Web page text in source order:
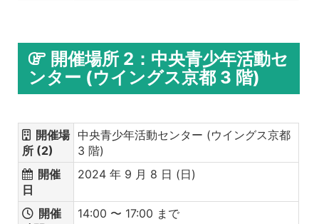
開催場所 2：中央青少年活動セ
ンター (ウイングス京都 3 階)
開催場
所 (2)
中央青少年活動センター (ウイングス京都
3 階)
開催
日
2024 年 9 月 8 日 (日)
開催
14:00 〜 17:00 まで